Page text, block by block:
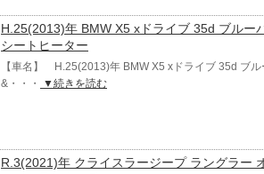
H.25(2013)年 BMW X5 xドライブ 35d ブルー
シートヒーター
【車名】 H.25(2013)年 BMW X5 xドライブ 35d ブ
&・・・
▼続きを読む
R.3(2021)年 クライスラージープ ラングラー